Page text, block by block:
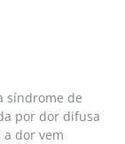
síndrome de
por dor difusa
a dor vem